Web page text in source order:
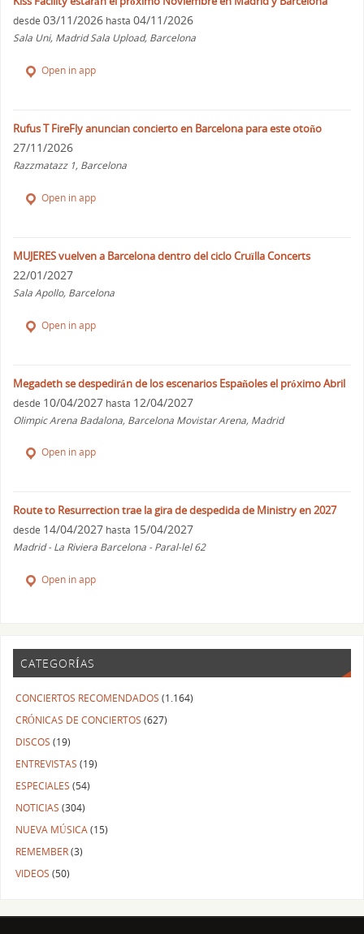
desde 03/11/2026 hasta 04/11/2026
Sala Uni, Madrid Sala Upload, Barcelona
Open in app
Rufus T FireFly anuncian concierto en Barcelona para este otoño
27/11/2026
Razzmatazz 1, Barcelona
Open in app
MUJERES vuelven a Barcelona dentro del ciclo Cruïlla Concerts
22/01/2027
Sala Apollo, Barcelona
Open in app
Megadeth se despedirán de los escenarios Españoles el próximo Abril
desde 10/04/2027 hasta 12/04/2027
Olimpic Arena Badalona, Barcelona Movistar Arena, Madrid
Open in app
Route to Resurrection trae la gira de despedida de Ministry en 2027
desde 14/04/2027 hasta 15/04/2027
Madrid - La Riviera Barcelona - Paral-lel 62
Open in app
CATEGORÍAS
CONCIERTOS RECOMENDADOS (1.164)
CRÓNICAS DE CONCIERTOS (627)
DISCOS (19)
ENTREVISTAS (19)
ESPECIALES (54)
NOTICIAS (304)
NUEVA MÚSICA(15)
REMEMBER(3)
VIDEOS (50)